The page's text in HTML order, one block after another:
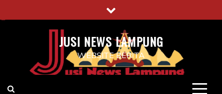
to
JUSI NEWS LAMPUNG
WEBSITE BERITA